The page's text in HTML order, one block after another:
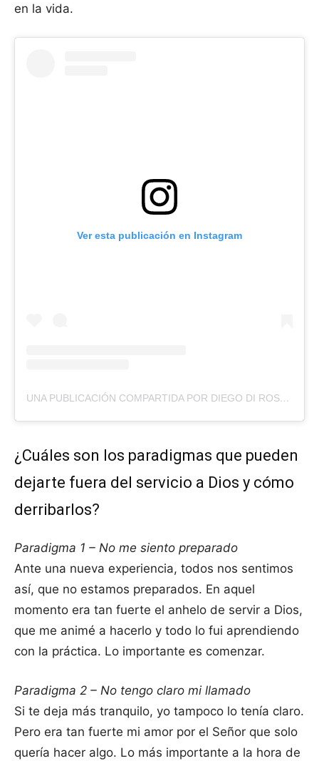
en la vida.
Ver esta publicación en Instagram
UNA PUBLICACIÓN COMPARTIDA POR DIEGO DI ROSA (@DIEGO.DIROSA)
¿Cuáles son los paradigmas que pueden
dejarte fuera del servicio a Dios y cómo
derribarlos?
Paradigma 1 – No me siento preparado
Ante una nueva experiencia, todos nos sentimos
así, que no estamos preparados. En aquel
momento era tan fuerte el anhelo de servir a Dios,
que me animé a hacerlo y todo lo fui aprendiendo
con la práctica. Lo importante es comenzar.
Paradigma 2 – No tengo claro mi llamado
Si te deja más tranquilo, yo tampoco lo tenía claro.
Pero era tan fuerte mi amor por el Señor que solo
quería hacer algo. Lo más importante a la hora de